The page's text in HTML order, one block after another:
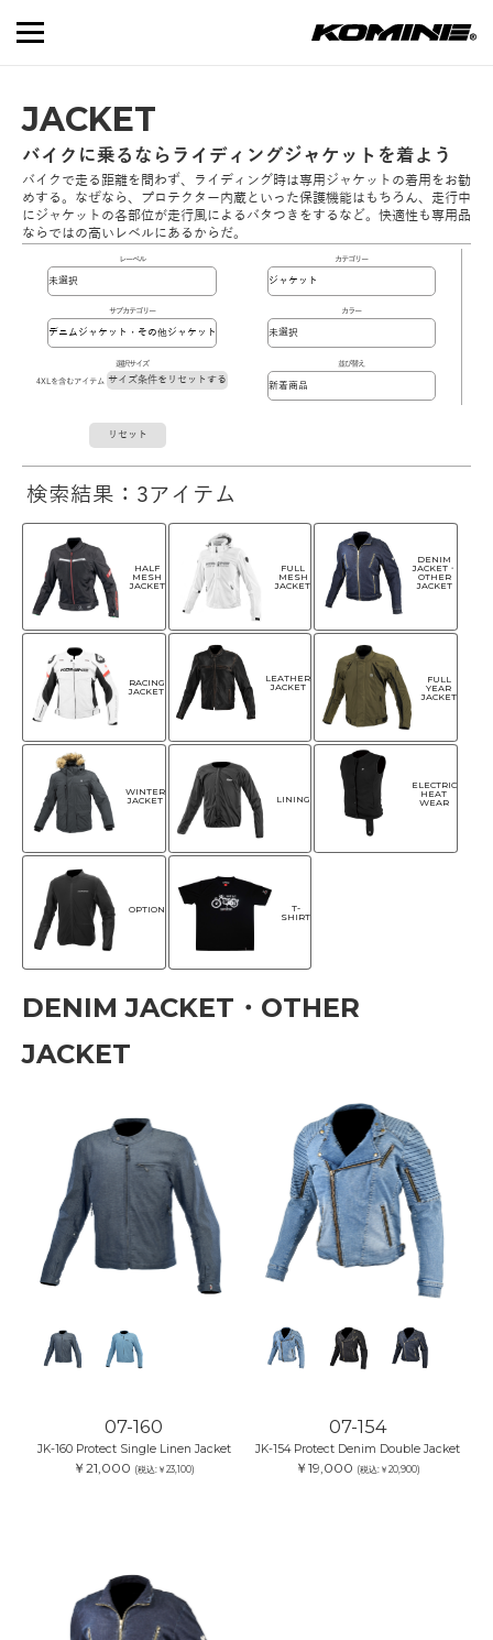
JACKET
バイクに乗るならライディングジャケットを着よう
バイクで走る距離を問わず、ライディング時は専用ジャケットの着用をお勧
めする。なぜなら、プロテクター内蔵といった保護機能はもちろん、走行中
にジャケットの各部位が走行風によるバタつきをするなど。快適性も専用品
ならではの高いレベルにあるからだ。
レーベル カテゴリー
サブカテゴリー カラー
選択サイズ
4XLを含むアイテム サイズ条件をリセットする
並び替え
リセット
検索結果：3アイテム
HALF
MESH
JACKET
FULL
MESH
JACKET
DENIM
JACKET・
OTHER
JACKET
RACING
JACKET
LEATHER
JACKET
FULL
YEAR
JACKET
WINTER
JACKET
LINING
ELECTRIC
HEAT
WEAR
OPTION
T-
SHIRT
DENIM JACKET・OTHER
JACKET
07-160
JK-160 Protect Single Linen Jacket
￥21,000 (税込:￥23,100)
07-154
JK-154 Protect Denim Double Jacket
￥19,000 (税込:￥20,900)